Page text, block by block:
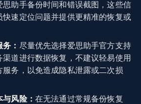
思助手备份时间和错误截图，这些信
快速定位问题并提供更精准的恢复或
： 尽量优先选择爱思助手官方支持
道进行数据恢复，不建议轻易使用
服务，以免造成隐私泄露或二次损
风险： 在无法通过常规备份恢复